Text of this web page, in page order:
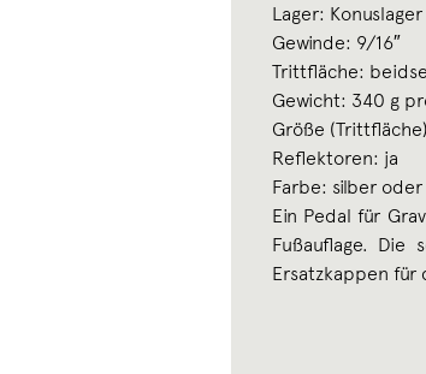
Lager: Konuslager
Gewinde: 9/16″
Trittfläche:
Gewicht: 340 g
Größe
Reflektoren: ja
Farbe: silber oder
Ein Pedal für
Fußauflage. Die
Ersatzkappen für